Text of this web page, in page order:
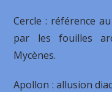
Cercle : référence
par les fouilles
Mycènes.
Apollon : allusion